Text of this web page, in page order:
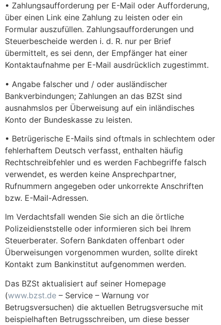
• Zahlungsaufforderung per E-Mail oder Aufforderung,
über einen Link eine Zahlung zu leisten oder ein
Formular auszufüllen. Zahlungsaufforderungen und
Steuerbescheide werden i. d. R. nur per Brief
übermittelt, es sei denn, der Empfänger hat einer
Kontaktaufnahme per E-Mail ausdrücklich zugestimmt.
• Angabe falscher und / oder ausländischer
Bankverbindungen; Zahlungen an das BZSt sind
ausnahmslos per Überweisung auf ein inländisches
Konto der Bundeskasse zu leisten.
• Betrügerische E-Mails sind oftmals in schlechtem oder
fehlerhaftem Deutsch verfasst, enthalten häufig
Rechtschreibfehler und es werden Fachbegriffe falsch
verwendet, es werden keine Ansprechpartner,
Rufnummern angegeben oder unkorrekte Anschriften
bzw. E-Mail-Adressen.
Im Verdachtsfall wenden Sie sich an die örtliche
Polizeidienststelle oder informieren sich bei Ihrem
Steuerberater. Sofern Bankdaten offenbart oder
Überweisungen vorgenommen wurden, sollte direkt
Kontakt zum Bankinstitut aufgenommen werden.
Das BZSt aktualisiert auf seiner Homepage
(www.bzst.de – Service – Warnung vor
Betrugsversuchen) die aktuellen Betrugsversuche mit
beispielhaften Betrugsschreiben, um diese besser